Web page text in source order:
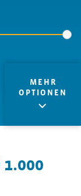
MEHR
OPTIONEN
1.000